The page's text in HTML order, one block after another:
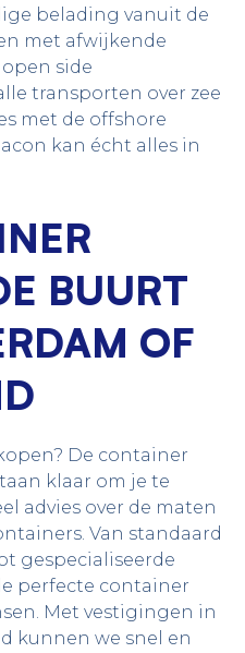
belading vanuit de
met afwijkende
open side
transporten over zee
met de offshore
kan écht alles in
BUURT
OF
De container
klaar om je te
advies over de maten
Van standaard
gespecialiseerde
perfecte container
Met vestigingen in
kunnen we snel en